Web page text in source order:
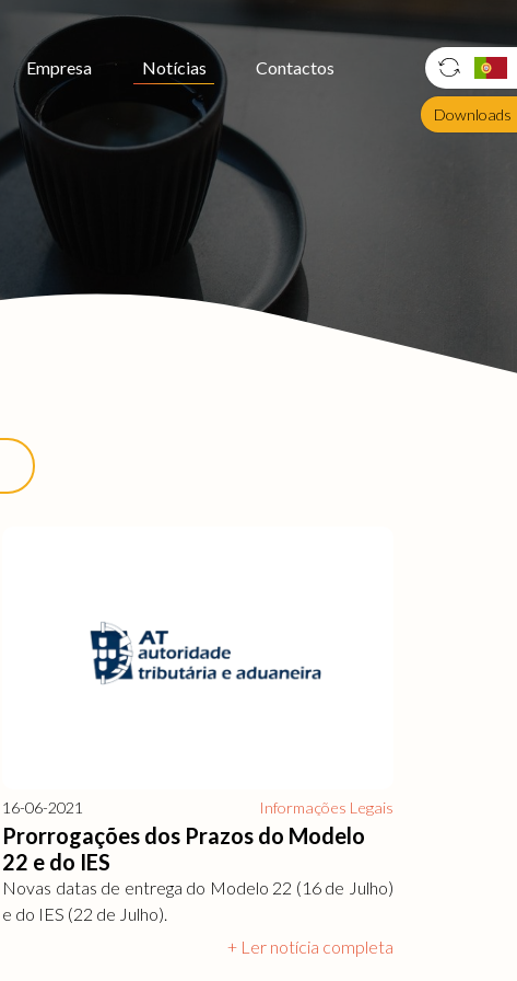
Empresa Notícias Contactos
Downloads
16-06-2021 Informações Legais
Prorrogações dos Prazos do Modelo
22 e do IES
Novas datas de entrega do Modelo 22 (16 de Julho)
e do IES (22 de Julho).
+ Ler notícia completa